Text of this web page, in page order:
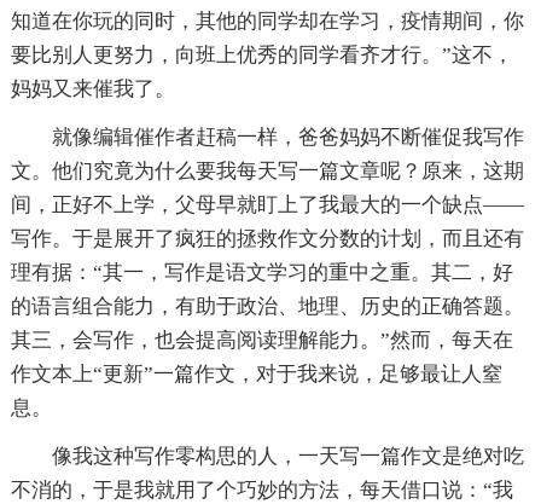
知道在你玩的同时，其他的同学却在学习，疫情期间，你
要比别人更努力，向班上优秀的同学看齐才行。”这不，
妈妈又来催我了。
就像编辑催作者赶稿一样，爸爸妈妈不断催促我写作
文。他们究竟为什么要我每天写一篇文章呢？原来，这期
间，正好不上学，父母早就盯上了我最大的一个缺点——
写作。于是展开了疯狂的拯救作文分数的计划，而且还有
理有据：“其一，写作是语文学习的重中之重。其二，好
的语言组合能力，有助于政治、地理、历史的正确答题。
其三，会写作，也会提高阅读理解能力。”然而，每天在
作文本上“更新”一篇作文，对于我来说，足够最让人窒
息。
像我这种写作零构思的人，一天写一篇作文是绝对吃
不消的，于是我就用了个巧妙的方法，每天借口说：“我